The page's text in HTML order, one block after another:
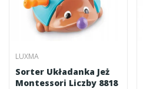
LUXMA
Sorter Układanka Jeż
Montessori Liczby 8818